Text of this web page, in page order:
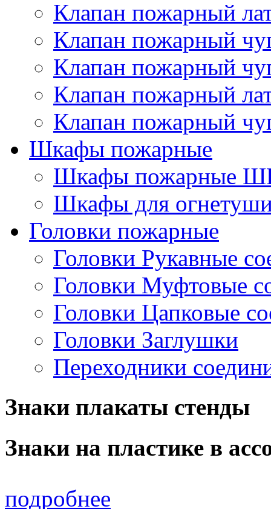
Клапан пожарный
Клапан пожарный
Клапан пожарный
Клапан пожарный
Клапан пожарный
Шкафы пожарные
Шкафы пожарные
Шкафы для
Головки пожарные
Головки Рукавные
Головки Муфтовые
Головки Цапковые
Головки Заглушки
Переходники
Знаки плакаты стенды
Знаки на пластике в
подробнее